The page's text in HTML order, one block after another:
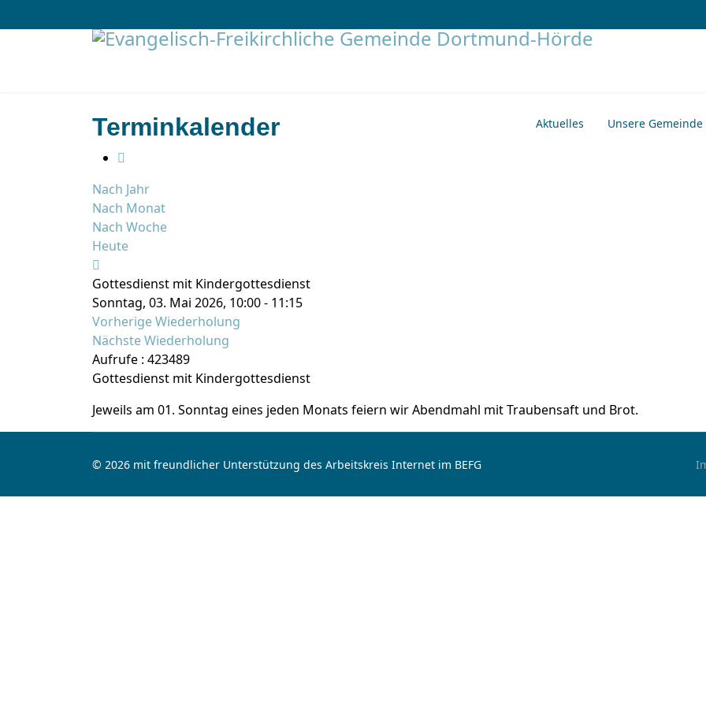
Aktuelles Unsere Gemeinde
Terminkalender
Nach Jahr
Nach Monat
Nach Woche
Heute
Gottesdienst mit Kindergottesdienst
Sonntag, 03. Mai 2026, 10:00 - 11:15
Vorherige Wiederholung
Nächste Wiederholung
Aufrufe : 423489
Gottesdienst mit Kindergottesdienst
Jeweils am 01. Sonntag eines jeden Monats feiern wir Abendmahl mit Traubensaft und Brot.
© 2026 mit freundlicher Unterstützung des Arbeitskreis Internet im BEFG